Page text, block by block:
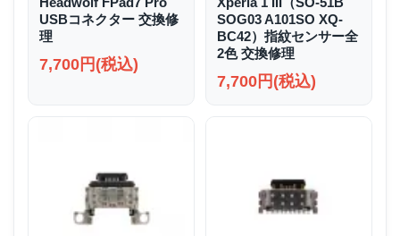
USBコネクター 交換修
理
7,700円(税込)
SOG03 A101SO XQ-
BC42）指紋センサー全
2色 交換修理
7,700円(税込)